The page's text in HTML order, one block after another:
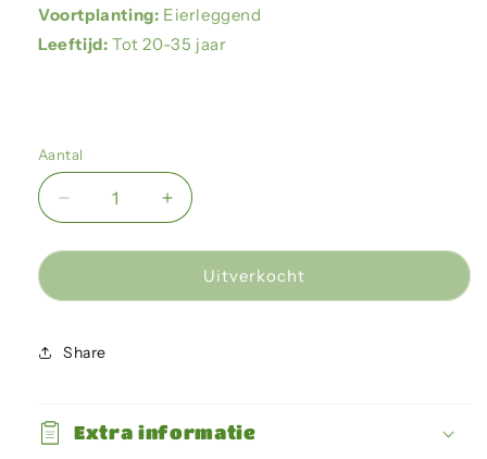
Voortplanting: Eierleggend
Leeftijd: Tot 20-35 jaar
Aantal
Aantal
verlagen
voor
Rican
Knee
Aantal
verhogen
voor
Costa
Rican
Uitverkocht
Share
Extra informatie